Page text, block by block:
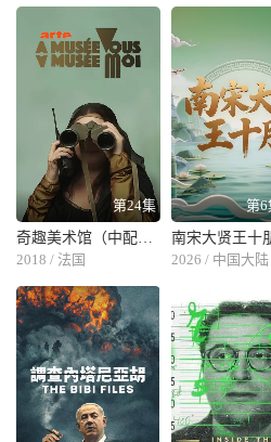
滚、暴雨倾盆的恶劣条件下，也能以他
奋勇争先。在塞纳职业车手历史中，不
次一级方程式冠军就是在雨中创造的。
的埃斯托利尔赛道中，连日不断的大雨
加艰难，车手们面临着严峻的考验。法
了，巴西著名车手皮盖特的车也退出了
驾驶赛车冒雨飞驰，终于以先于第二名
是塞纳参加一级方程式大赛的第一场胜
闻名。 80年代末至90年代初是塞纳赛车
位几乎总是最前，最先冲刺的也几乎总
式车赛年度总冠军，各著名车队用尽招
手。塞纳一时间几乎成了赛事的代名词
洲家喻户晓。 1993年，塞纳在其家乡圣
注，赛手们纷纷畏惧不前，唯有塞纳勇
千上万的崇拜者一阵又一阵的狂呼，整
月，塞纳同威廉姆斯车队达成有效期2
上最好的赛车配上了最佳的车手，新闻
第24集
2018 / 法国
第6
南宋大贤王十
2026 / 中国大陆